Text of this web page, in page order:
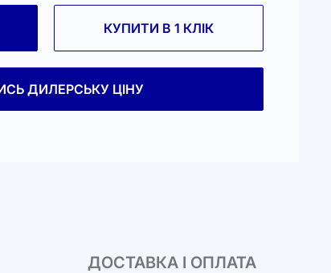
КУПИТИ В 1 КЛІК
ДИЛЕРСЬКУ ЦІНУ
ДОСТАВКА І ОПЛАТА